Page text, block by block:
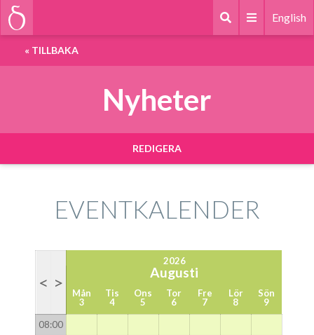
English
« TILLBAKA
Nyheter
REDIGERA
EVENTKALENDER
< >
2026
Augusti
Mån
3
Tis
4
Ons
5
Tor
6
Fre
7
Lör
8
Sön
9
08:00